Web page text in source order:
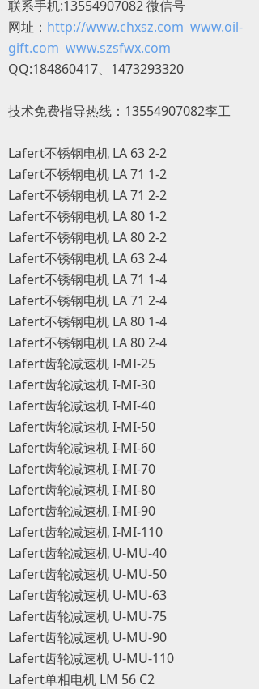
联系手机:13554907082 微信号
网址： http://www.chxsz.com www.oil-
gift.com www.szsfwx.com
QQ:184860417、1473293320
技术免费指导热线：13554907082李工
Lafert不锈钢电机 LA 63 2-2
Lafert不锈钢电机 LA 71 1-2
Lafert不锈钢电机 LA 71 2-2
Lafert不锈钢电机 LA 80 1-2
Lafert不锈钢电机 LA 80 2-2
Lafert不锈钢电机 LA 63 2-4
Lafert不锈钢电机 LA 71 1-4
Lafert不锈钢电机 LA 71 2-4
Lafert不锈钢电机 LA 80 1-4
Lafert不锈钢电机 LA 80 2-4
Lafert齿轮减速机 I-MI-25
Lafert齿轮减速机 I-MI-30
Lafert齿轮减速机 I-MI-40
Lafert齿轮减速机 I-MI-50
Lafert齿轮减速机 I-MI-60
Lafert齿轮减速机 I-MI-70
Lafert齿轮减速机 I-MI-80
Lafert齿轮减速机 I-MI-90
Lafert齿轮减速机 I-MI-110
Lafert齿轮减速机 U-MU-40
Lafert齿轮减速机 U-MU-50
Lafert齿轮减速机 U-MU-63
Lafert齿轮减速机 U-MU-75
Lafert齿轮减速机 U-MU-90
Lafert齿轮减速机 U-MU-110
Lafert单相电机 LM 56 C2